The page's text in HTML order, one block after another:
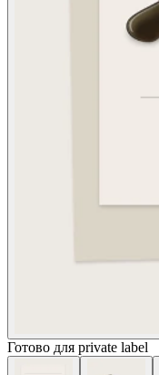
Готово для private label